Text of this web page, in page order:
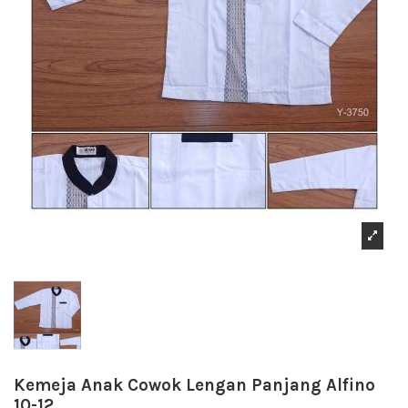
Kemeja Anak Cowok Lengan Panjang Alfino